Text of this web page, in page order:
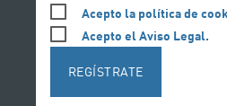
Acepto la política de
Acepto el Aviso Legal.
REGÍSTRATE